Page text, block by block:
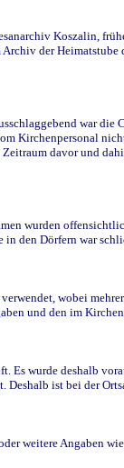
Koszalin,
der
war
Kirchenpersonal
davor und
wurden
in den Dörfern war
wobei
und den im
wurde deshalb
ist bei der
weitere Angaben